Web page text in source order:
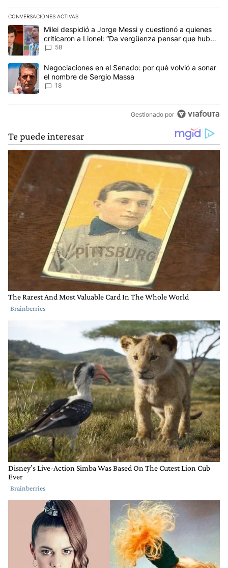
CONVERSACIONES ACTIVAS
Este listado muestra los artículos con más comentarios en los
Un artículo de tendencia con el título "Milei despidió a Jorge
Milei despidió a Jorge Messi y cuestionó a quienes
criticaron a Lionel: “Da vergüenza pensar que hubo
anti-Messi”
58
Un artículo de tendencia con el título "Negociaciones en el
Negociaciones en el Senado: por qué volvió a sonar
el nombre de Sergio Massa
18
Gestionado por